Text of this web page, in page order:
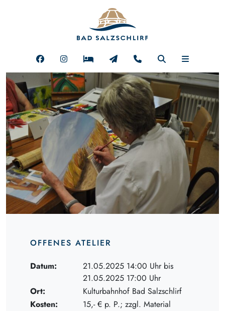
OFFENES ATELIER
Datum:
21.05.2025 14:00 Uhr bis
21.05.2025 17:00 Uhr
Ort:
Kulturbahnhof Bad Salzschlirf
Kosten:
15,- € p. P.; zzgl. Material